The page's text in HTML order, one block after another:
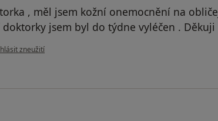
, měl jsem kožní onemocnění na
jsem byl do týdne vyléčen . Děkuji
názoru uživatele Pacient
zneužití